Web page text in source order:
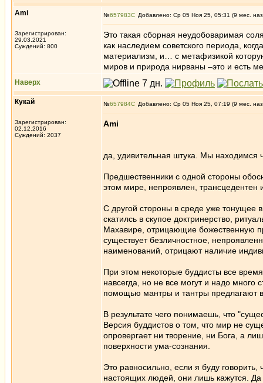
Ami
Зарегистрирован:
29.03.2021
Суждений: 800
№657983 Добавлено: Ср 05 Ноя 25, 05:31 (9 мес.
Это такая сборная неудобоваримая
как наследием советского периода,
материализм, и… с метафизикой
миров и природа нирваны –это и есть
Наверх
Кукай
Зарегистрирован:
02.12.2016
Суждений: 2037
№657984 Добавлено: Ср 05 Ноя 25, 07:19 (9 мес.
Ami
да, удивительная штука. Мы находимся
Предшественники с одной стороны
этом мире, непроявлен, трансцедентен
С другой стороны в среде уже тонущее
скатилсь в скупое доктринерство,
Махавире, отрицающие божественную
существует безличностное,
наименований, отрицают наличие
При этом некоторые буддисты все
навсегда, но не все могут и надо
помощью мантры и тантры предлагают
В результате чего понимаешь, что
Версия буддистов о том, что мир не
опровергает ни творение, ни Бога, а
поверхности ума-сознания.
Это равносильно, если я буду
настоящих людей, они лишь кажутся.